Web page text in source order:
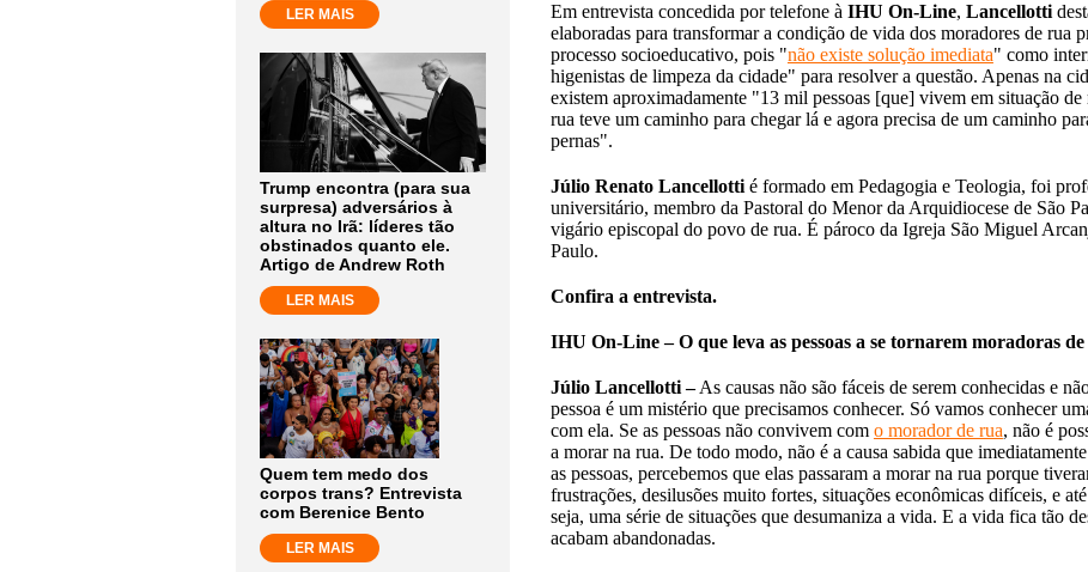
LER MAIS
Trump encontra (para sua
surpresa) adversários à
altura no Irã: líderes tão
obstinados quanto ele.
Artigo de Andrew Roth
LER MAIS
Quem tem medo dos
corpos trans? Entrevista
com Berenice Bento
LER MAIS
Em entrevista concedida por telefone à IHU On-Line, Lancellotti
elaboradas para transformar a condição de vida dos moradores de rua
processo socioeducativo, pois "não existe solução imediata" como
higenistas de limpeza da cidade" para resolver a questão. Apenas na
existem aproximadamente "13 mil pessoas [que] vivem em situação
rua teve um caminho para chegar lá e agora precisa de um caminho
pernas".
Júlio Renato Lancellotti é formado em Pedagogia e Teologia, foi
universitário, membro da Pastoral do Menor da Arquidiocese de São
vigário episcopal do povo de rua. É pároco da Igreja São Miguel
Paulo.
Confira a entrevista.
IHU On-Line – O que leva as pessoas a se tornarem moradoras
Júlio Lancellotti – As causas não são fáceis de serem conhecidas e
pessoa é um mistério que precisamos conhecer. Só vamos conhecer
com ela. Se as pessoas não convivem com o morador de rua, não é
a morar na rua. De todo modo, não é a causa sabida que
as pessoas, percebemos que elas passaram a morar na rua porque
frustrações, desilusões muito fortes, situações econômicas difíceis, e
seja, uma série de situações que desumaniza a vida. E a vida fica tão
acabam abandonadas.